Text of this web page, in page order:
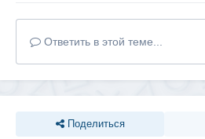
Ответить в этой теме...
Поделиться